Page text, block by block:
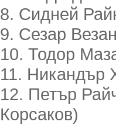
8. Сидней
9. Сезар
10. Тодор
11. Никандър
12. Петър
Корсаков)